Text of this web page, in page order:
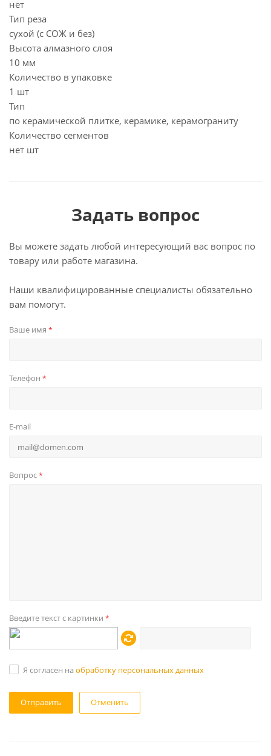
нет
Тип реза
сухой (с СОЖ и без)
Высота алмазного слоя
10 мм
Количество в упаковке
1 шт
Тип
по керамической плитке, керамике, керамограниту
Количество сегментов
нет шт
Задать вопрос
Вы можете задать любой интересующий вас вопрос по
товару или работе магазина.
Наши квалифицированные специалисты обязательно
вам помогут.
Ваше имя *
Телефон *
E-mail
Вопрос*
Введите текст с картинки *
Я согласен на обработку персональных данных
Отменить